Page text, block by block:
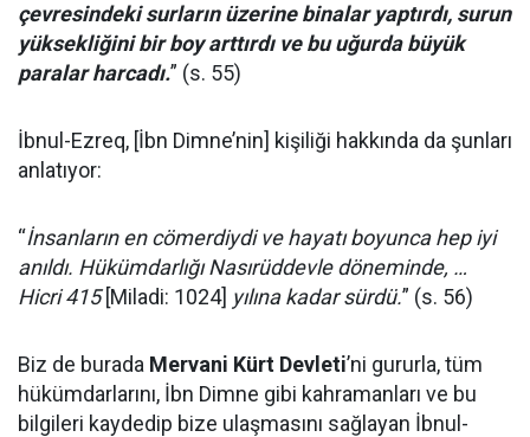
çevresindeki surların üzerine binalar yaptırdı, surun
yüksekliğini bir boy arttırdı ve bu uğurda büyük
paralar harcadı.” (s. 55)
İbnul-Ezreq, [İbn Dimne’nin] kişiliği hakkında da şunları
anlatıyor:
“İnsanların en cömerdiydi ve hayatı boyunca hep iyi
anıldı. Hükümdarlığı Nasırüddevle döneminde, …
Hicri 415[Miladi: 1024] yılına kadar sürdü.” (s. 56)
Biz de burada Mervani Kürt Devleti’ni gururla, tüm
hükümdarlarını, İbn Dimne gibi kahramanları ve bu
bilgileri kaydedip bize ulaşmasını sağlayan İbnul-